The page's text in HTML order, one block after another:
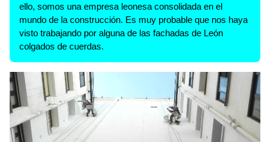
ello, somos una empresa leonesa consolidada en el
mundo de la construcción. Es muy probable que nos haya
visto trabajando por alguna de las fachadas de León
colgados de cuerdas.